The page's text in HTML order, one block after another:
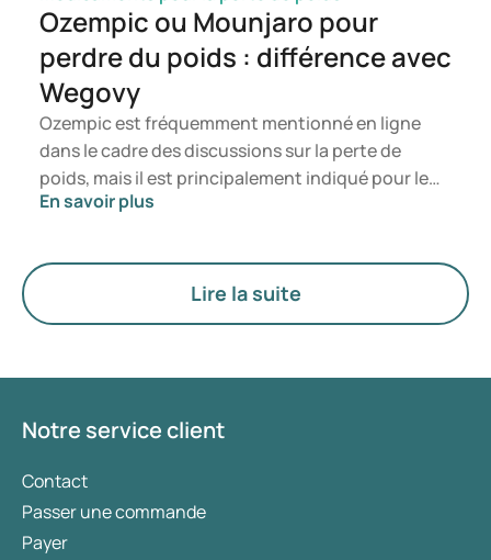
Ozempic ou Mounjaro pour
perdre du poids : différence avec
Wegovy
Ozempic est fréquemment mentionné en ligne
dans le cadre des discussions sur la perte de
poids, mais il est principalement indiqué pour le
traitement du diabète de type 2. Si vous
à la gestion du poids, des médicaments tels que
Mounjaro et Wegovy sont généralement
privilégiés. Le choix du traitement le plus
d’utilisation de médicaments.
En savoir plus
Lire la suite
Notre service client
Contact
Passer une commande
Payer